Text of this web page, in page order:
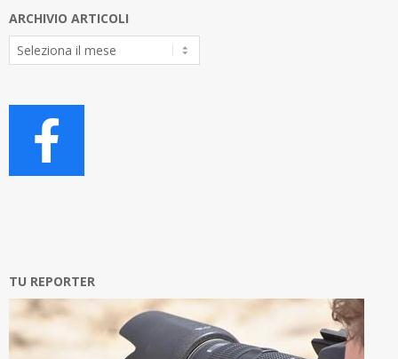
ARCHIVIO ARTICOLI
Archivio
Articoli
TU REPORTER